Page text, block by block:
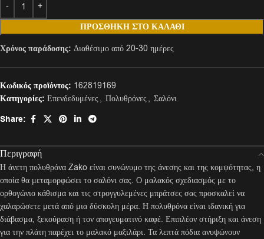
ΠΡΟΣΘΉΚΗ ΣΤΟ ΚΑΛΆΘΙ
Χρόνος παράδοσης: Διαθέσιμο από 20-30 ημέρες
Κωδικός προϊόντος: 162819169
Κατηγορίες: Επενδεδυμένες, Πολυθρόνες, Σαλόνι
Share:
Περιγραφή
Η άνετη πολυθρόνα Zako είναι συνώνυμο της άνεσης και της κομψότητας, η
οποία θα μεταμορφώσει το σαλόνι σας. Ο μαλακός σχεδιασμός με το
ορθογώνιο κάθισμα και τις στρογγυλεμένες μπράτσες σας προσκαλεί να
χαλαρώσετε μετά από μια δύσκολη μέρα. Η πολυθρόνα είναι ιδανική για
διάβασμα, ξεκούραση ή τον απογευματινό καφέ. Επιπλέον στήριξη και άνεση
για την πλάτη παρέχει το μαλακό μαξιλάρι. Τα λεπτά πόδια ανυψώνουν